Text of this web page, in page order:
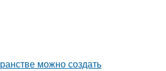
можно создать